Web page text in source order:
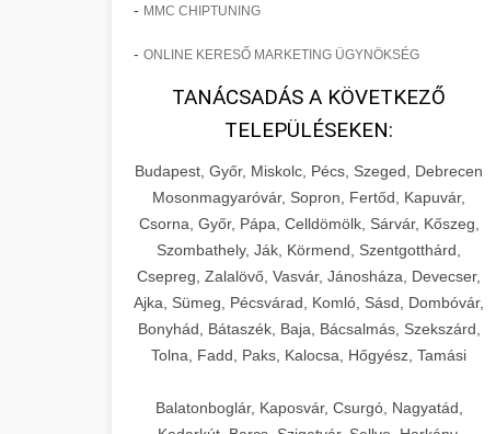
- MMC CHIPTUNING
- ONLINE KERESŐ MARKETING ÜGYNÖKSÉG
TANÁCSADÁS A KÖVETKEZŐ
TELEPÜLÉSEKEN:
Budapest, Győr, Miskolc, Pécs, Szeged, Debrecen
Mosonmagyaróvár, Sopron, Fertőd, Kapuvár,
Csorna, Győr, Pápa, Celldömölk, Sárvár, Kőszeg,
Szombathely, Ják, Körmend, Szentgotthárd,
Csepreg, Zalalövő, Vasvár, Jánosháza, Devecser,
Ajka, Sümeg, Pécsvárad, Komló, Sásd, Dombóvár,
Bonyhád, Bátaszék, Baja, Bácsalmás, Szekszárd,
Tolna, Fadd, Paks, Kalocsa, Hőgyész, Tamási
Balatonboglár, Kaposvár, Csurgó, Nagyatád,